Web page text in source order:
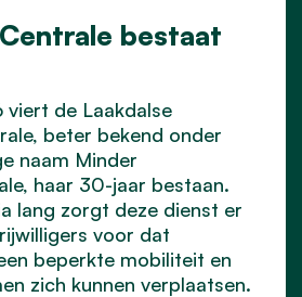
bestaat
viert de Laakdalse
beter bekend onder
naam Minder
haar 30-jaar bestaan.
lang zorgt deze dienst er
voor dat
beperkte mobiliteit en
zich kunnen verplaatsen.